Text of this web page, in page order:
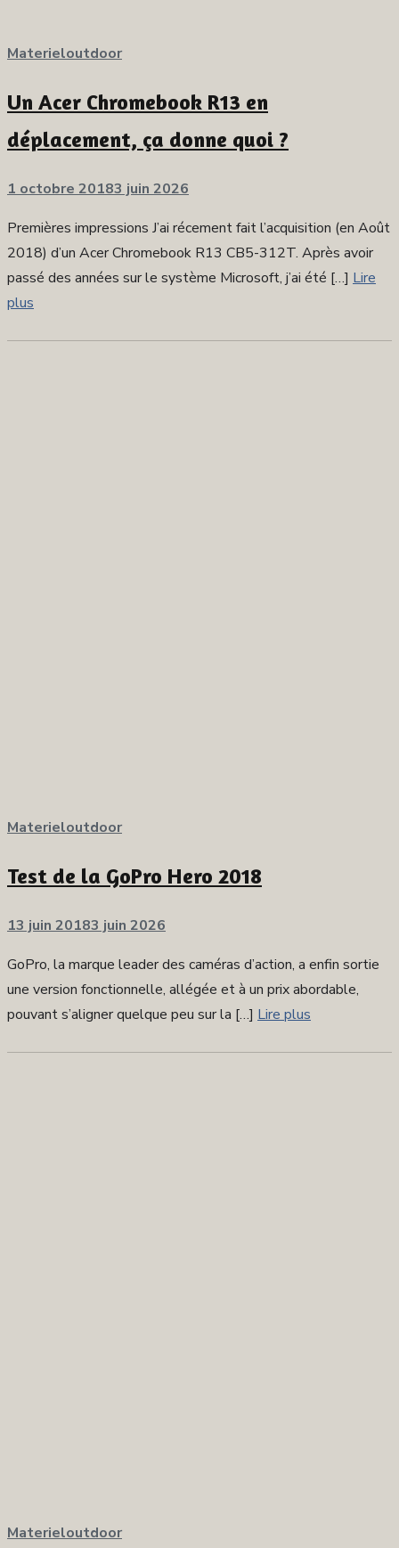
Materieloutdoor
Un Acer Chromebook R13 en
déplacement, ça donne quoi ?
Publié
1 octobre 20183 juin 2026
Premières impressions J’ai récement fait l’acquisition (en Août
2018) d’un Acer Chromebook R13 CB5-312T. Après avoir
passé des années sur le système Microsoft, j’ai été […] Lire
plus
Materieloutdoor
Test de la GoPro Hero 2018
Publié
13 juin 20183 juin 2026
GoPro, la marque leader des caméras d’action, a enfin sortie
une version fonctionnelle, allégée et à un prix abordable,
pouvant s’aligner quelque peu sur la […] Lire plus
Materieloutdoor